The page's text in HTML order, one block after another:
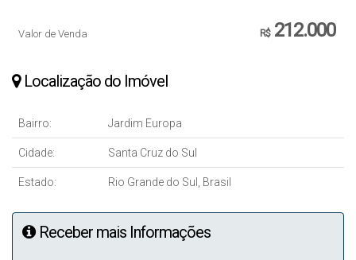
R$212.000
Valor de Venda
Localização do Imóvel
Bairro: Jardim Europa
Cidade: Santa Cruz do Sul
Estado: Rio Grande do Sul, Brasil
Receber mais Informações